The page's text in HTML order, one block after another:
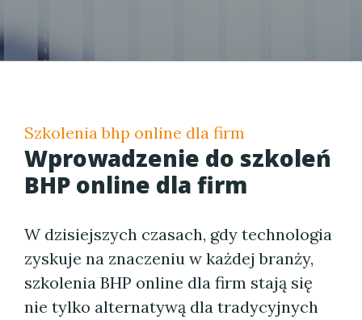
Szkolenia bhp online dla firm
Wprowadzenie do szkoleń
BHP online dla firm
W dzisiejszych czasach, gdy technologia
zyskuje na znaczeniu w każdej branży,
szkolenia BHP online dla firm stają się
nie tylko alternatywą dla tradycyjnych